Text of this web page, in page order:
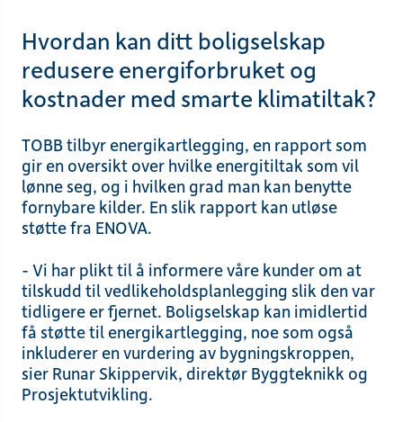
Hvordan kan ditt boligselskap
redusere energiforbruket og
kostnader med smarte klimatiltak?
TOBB tilbyr energikartlegging, en rapport som
gir en oversikt over hvilke energitiltak som vil
lønne seg, og i hvilken grad man kan benytte
fornybare kilder. En slik rapport kan utløse
støtte fra ENOVA.
- Vi har plikt til å informere våre kunder om at
tilskudd til vedlikeholdsplanlegging slik den var
tidligere er fjernet. Boligselskap kan imidlertid
få støtte til energikartlegging, noe som også
inkluderer en vurdering av bygningskroppen,
sier Runar Skippervik, direktør Byggteknikk og
Prosjektutvikling.